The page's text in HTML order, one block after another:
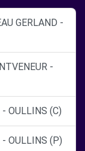
GERLAND -
-
OULLINS (C)
OULLINS (P)